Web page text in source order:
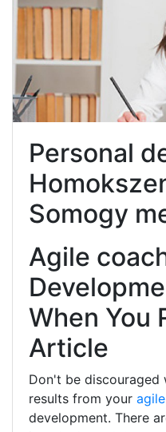
Personal
Somogy
Agile
When You
Article
Don't be discouraged
results from your
development. There